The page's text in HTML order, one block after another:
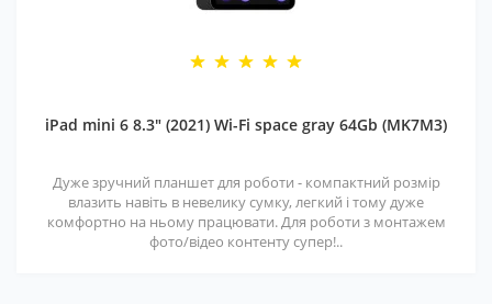
iPad mini 6 8.3" (2021) Wi-Fi space gray 64Gb (MK7M3)
Дуже зручний планшет для роботи - компактний розмір
влазить навіть в невелику сумку, легкий і тому дуже
комфортно на ньому працювати. Для роботи з монтажем
фото/відео контенту супер!..